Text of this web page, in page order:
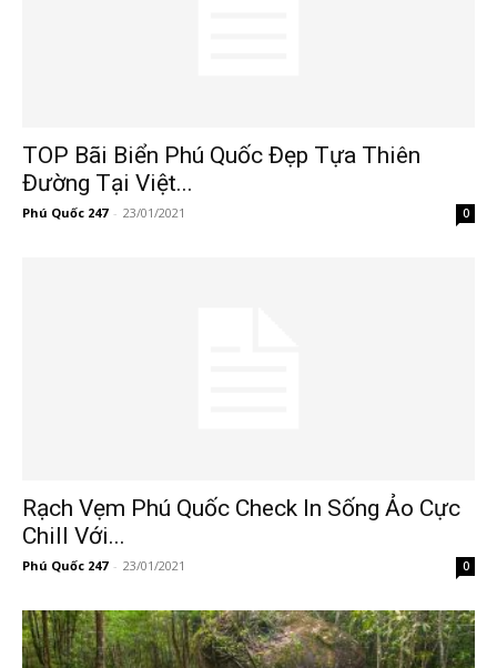
TOP Bãi Biển Phú Quốc Đẹp Tựa Thiên
Đường Tại Việt...
Phú Quốc 247 - 23/01/2021 0
Rạch Vẹm Phú Quốc Check In Sống Ảo Cực
Chill Với...
Phú Quốc 247 - 23/01/2021 0